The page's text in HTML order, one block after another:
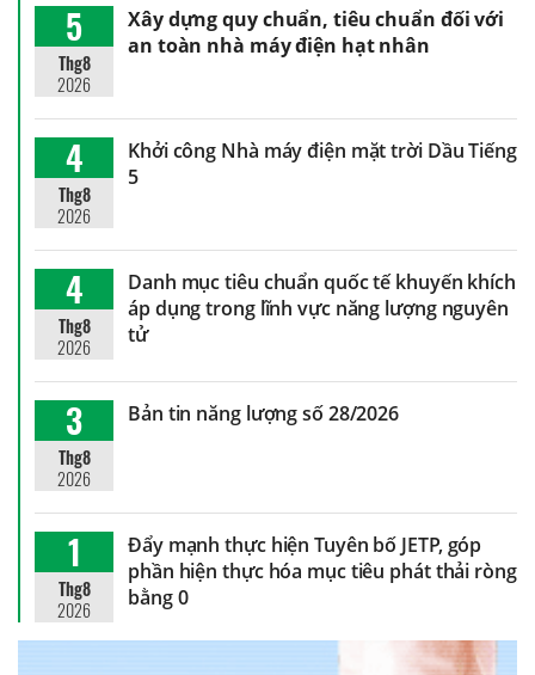
5
Thg8
2026
Xây dựng quy chuẩn, tiêu chuẩn đối với
an toàn nhà máy điện hạt nhân
4
Thg8
2026
Khởi công Nhà máy điện mặt trời Dầu Tiếng
5
4
Thg8
2026
Danh mục tiêu chuẩn quốc tế khuyến khích
áp dụng trong lĩnh vực năng lượng nguyên
tử
3
Thg8
2026
Bản tin năng lượng số 28/2026
1
Thg8
2026
Đẩy mạnh thực hiện Tuyên bố JETP, góp
phần hiện thực hóa mục tiêu phát thải ròng
bằng 0